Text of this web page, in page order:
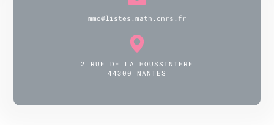
mmo@listes.math.cnrs.fr
2 RUE DE LA HOUSSINIERE
44300 NANTES